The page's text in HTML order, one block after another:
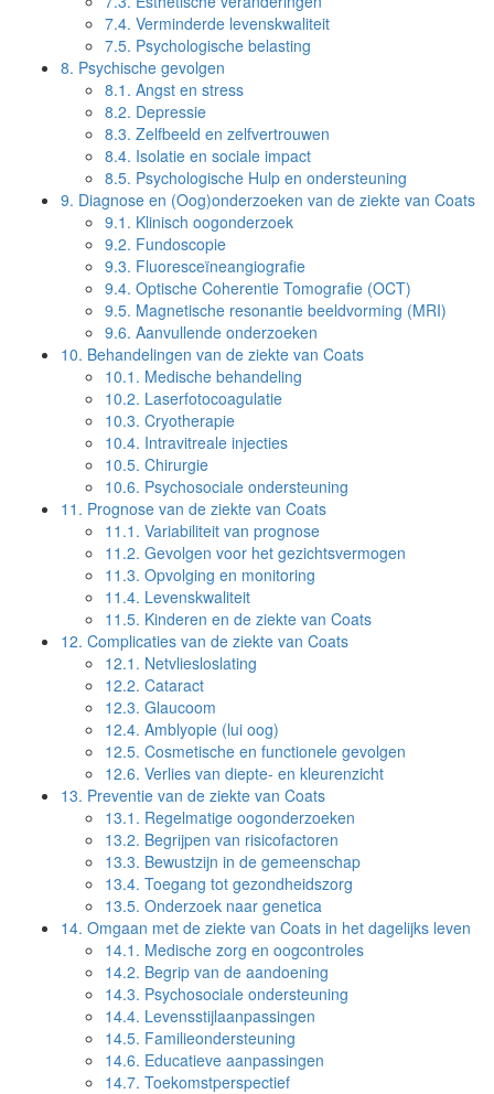
7.4. Verminderde levenskwaliteit
7.5. Psychologische belasting
8. Psychische gevolgen
8.1. Angst en stress
8.2. Depressie
8.3. Zelfbeeld en zelfvertrouwen
8.4. Isolatie en sociale impact
8.5. Psychologische Hulp en ondersteuning
9. Diagnose en (Oog)onderzoeken van de ziekte van Coats
9.1. Klinisch oogonderzoek
9.2. Fundoscopie
9.3. Fluoresceïneangiografie
9.4. Optische Coherentie Tomografie (OCT)
9.5. Magnetische resonantie beeldvorming (MRI)
9.6. Aanvullende onderzoeken
10. Behandelingen van de ziekte van Coats
10.1. Medische behandeling
10.2. Laserfotocoagulatie
10.3. Cryotherapie
10.4. Intravitreale injecties
10.5. Chirurgie
10.6. Psychosociale ondersteuning
11. Prognose van de ziekte van Coats
11.1. Variabiliteit van prognose
11.2. Gevolgen voor het gezichtsvermogen
11.3. Opvolging en monitoring
11.4. Levenskwaliteit
11.5. Kinderen en de ziekte van Coats
12. Complicaties van de ziekte van Coats
12.1. Netvliesloslating
12.2. Cataract
12.3. Glaucoom
12.4. Amblyopie (lui oog)
12.5. Cosmetische en functionele gevolgen
12.6. Verlies van diepte- en kleurenzicht
13. Preventie van de ziekte van Coats
13.1. Regelmatige oogonderzoeken
13.2. Begrijpen van risicofactoren
13.3. Bewustzijn in de gemeenschap
13.4. Toegang tot gezondheidszorg
13.5. Onderzoek naar genetica
14. Omgaan met de ziekte van Coats in het dagelijks leven
14.1. Medische zorg en oogcontroles
14.2. Begrip van de aandoening
14.3. Psychosociale ondersteuning
14.4. Levensstijlaanpassingen
14.5. Familieondersteuning
14.6. Educatieve aanpassingen
14.7. Toekomstperspectief